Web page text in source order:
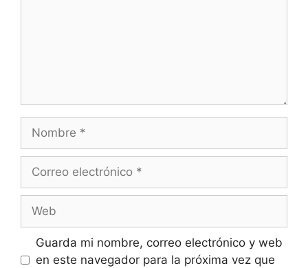
Nombre
Correo
Web
Guarda mi nombre, correo electrónico y web
en este navegador para la próxima vez que